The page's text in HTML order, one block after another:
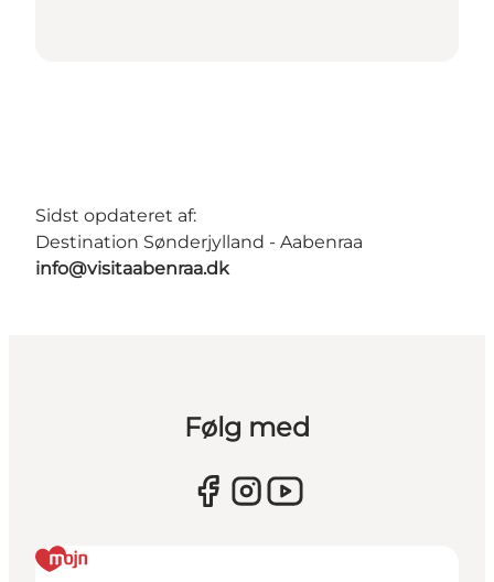
Sidst opdateret af:
Destination Sønderjylland - Aabenraa
info@visitaabenraa.dk
Følg med